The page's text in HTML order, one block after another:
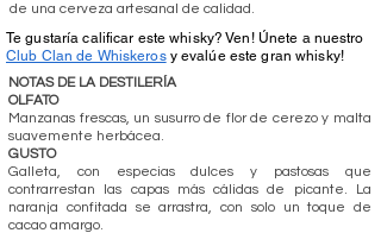
de una cerveza artesanal de calidad.
Te gustaría calificar este whisky? Ven! Únete a nuestro
Club Clan de Whiskerosy evalúe este gran whisky!
NOTAS DE LA DESTILERÍA
OLFATO
Manzanas frescas, un susurro de flor de cerezo y malta
suavemente herbácea.
GUSTO
Galleta, con especias dulces y pastosas que
contrarrestan las capas más cálidas de picante. La
naranja confitada se arrastra, con solo un toque de
cacao amargo.